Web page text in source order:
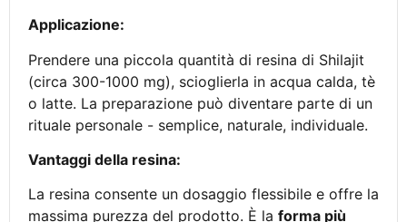
Applicazione:
Prendere una piccola quantità di resina di Shilajit
(circa 300-1000 mg), scioglierla in acqua calda, tè
o latte. La preparazione può diventare parte di un
rituale personale - semplice, naturale, individuale.
Vantaggi della resina:
La resina consente un dosaggio flessibile e offre la
massima purezza del prodotto. È la forma più